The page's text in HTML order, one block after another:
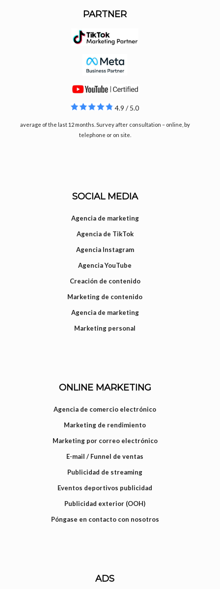
PARTNER
4.9 / 5.0
average of the last 12 months. Survey after consultation – online, by
telephone or on site.
SOCIAL MEDIA
Agencia de marketing
Agencia de TikTok
Agencia Instagram
Agencia YouTube
Creación de contenido
Marketing de contenido
Agencia de marketing
Marketing personal
ONLINE MARKETING
Agencia de comercio electrónico
Marketing de rendimiento
Marketing por correo electrónico
E-mail / Funnel de ventas
Publicidad de streaming
Eventos deportivos publicidad
Publicidad exterior (OOH)
Póngase en contacto con nosotros
ADS